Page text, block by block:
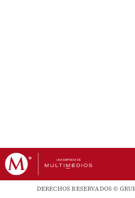
DERECHOS RESERVADOS ©